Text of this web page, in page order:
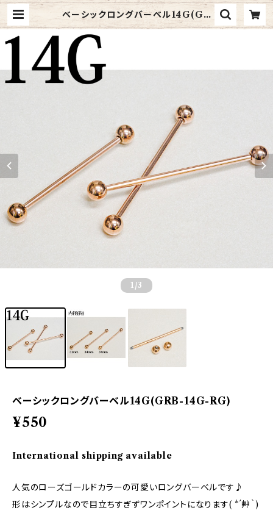
ベーシックロングバーベル14G(GR
B-14G-RG) | 4ages
1 /3
ベーシックロングバーベル14G(GRB-14G-RG)
¥550
International shipping available
人気のローズゴールドカラーの可愛いロングバーベルです♪
形はシンプルなので目立ちすぎずワンポイントになります( *´艸｀)